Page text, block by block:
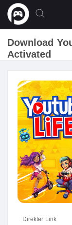
Download
Activated
Direkter Link